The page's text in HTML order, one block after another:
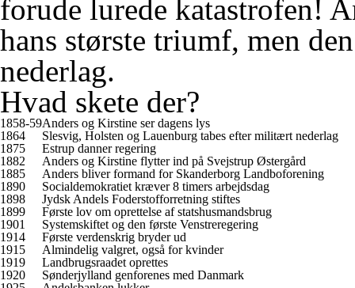
forude lurede katastrofen!
hans største triumf, men
nederlag.
Hvad skete der?
1858-59Anders og Kirstine ser dagens lys
1864
Slesvig, Holsten og Lauenburg tabes efter militært nederlag
1875
Estrup danner regering
1882
Anders og Kirstine flytter ind på Svejstrup Østergård
1885
Anders bliver formand for Skanderborg Landboforening
1890
Socialdemokratiet kræver 8 timers arbejdsdag
1898
Jydsk Andels Foderstofforretning stiftes
1899
Første lov om oprettelse af statshusmandsbrug
1901
Systemskiftet og den første Venstreregering
1914
Første verdenskrig bryder ud
1915
Almindelig valgret, også for kvinder
1919
Landbrugsraadet oprettes
1920
Sønderjylland genforenes med Danmark